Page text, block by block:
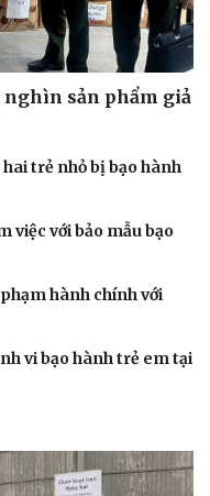
nghìn sản phẩm giả
trẻ nhỏ bị bạo hành
việc với bảo mẫu bạo
hành chính với
vi bạo hành trẻ em tại